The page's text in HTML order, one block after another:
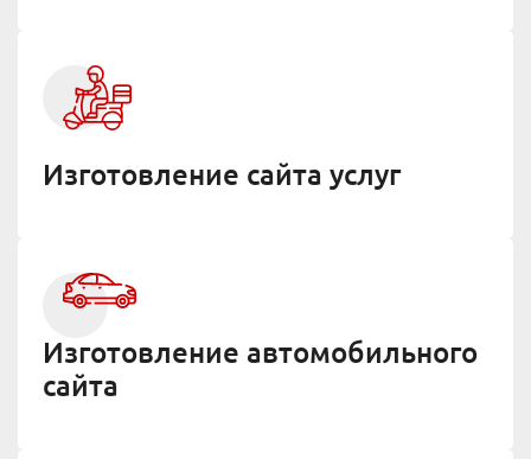
Изготовление сайта услуг
Изготовление автомобильного
сайта